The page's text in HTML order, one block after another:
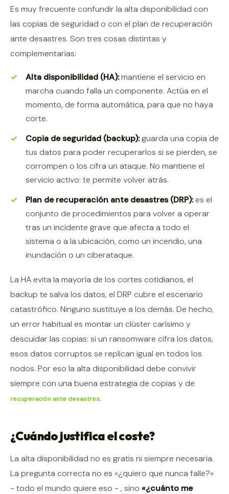
Es muy frecuente confundir la alta disponibilidad con
las copias de seguridad o con el plan de recuperación
ante desastres. Son tres cosas distintas y
complementarias:
Alta disponibilidad (HA):mantiene el servicio en
marcha cuando falla un componente. Actúa en el
momento, de forma automática, para que no haya
corte.
Copia de seguridad (backup):guarda una copia de
tus datos para poder recuperarlos si se pierden, se
corrompen o los cifra un ataque. No mantiene el
servicio activo: te permite volver atrás.
Plan de recuperación ante desastres (DRP):es el
conjunto de procedimientos para volver a operar
tras un incidente grave que afecta a todo el
sistema o a la ubicación, como un incendio, una
inundación o un ciberataque.
La HA evita la mayoría de los cortes cotidianos, el
backup te salva los datos, el DRP cubre el escenario
catastrófico. Ninguno sustituye a los demás. De hecho,
un error habitual es montar un clúster carísimo y
descuidar las copias: si un ransomware cifra los datos,
esos datos corruptos se replican igual en todos los
nodos. Por eso la alta disponibilidad debe convivir
siempre con una buena estrategia de copias y de
recuperación ante desastres.
¿Cuándo justifica el coste?
La alta disponibilidad no es gratis ni siempre necesaria.
La pregunta correcta no es «¿quiero que nunca falle?»
- todo el mundo quiere eso - , sino «¿cuánto me